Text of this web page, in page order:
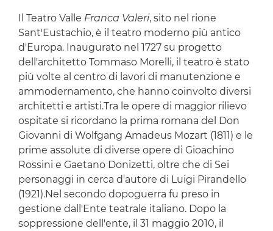
Il Teatro Valle Franca Valeri, sito nel rione
Sant'Eustachio, è il teatro moderno più antico
d'Europa. Inaugurato nel 1727 su progetto
dell'architetto Tommaso Morelli, il teatro è stato
più volte al centro di lavori di manutenzione e
ammodernamento, che hanno coinvolto diversi
architetti e artisti.Tra le opere di maggior rilievo
ospitate si ricordano la prima romana del Don
Giovanni di Wolfgang Amadeus Mozart (1811) e le
prime assolute di diverse opere di Gioachino
Rossini e Gaetano Donizetti, oltre che di Sei
personaggi in cerca d'autore di Luigi Pirandello
(1921).Nel secondo dopoguerra fu preso in
gestione dall'Ente teatrale italiano. Dopo la
soppressione dell'ente, il 31 maggio 2010, il